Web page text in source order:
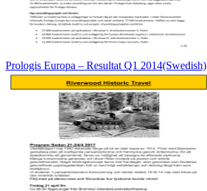
Prologis Europa – Resultat Q1 2014(Swedish)